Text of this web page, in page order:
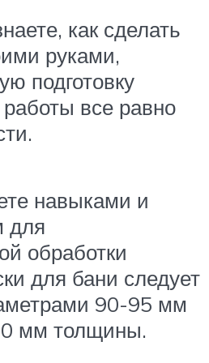
как сделать
руками,
подготовку
все равно
навыками и
для
обработки
для бани следует
90-95 мм
мм толщины.